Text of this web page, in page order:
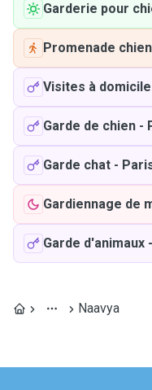
Garderie pour
Promenade chien
Visites à domicile
Garde de chien -
Garde chat -
Gardiennage de
Garde d'animaux -
Naavya